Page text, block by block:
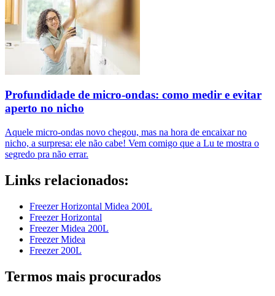
Profundidade de micro-ondas: como medir e evitar
aperto no nicho
Aquele micro-ondas novo chegou, mas na hora de encaixar no
nicho, a surpresa: ele não cabe! Vem comigo que a Lu te mostra o
segredo pra não errar.
Links relacionados:
Freezer Horizontal Midea 200L
Freezer Horizontal
Freezer Midea 200L
Freezer Midea
Freezer 200L
Termos mais procurados